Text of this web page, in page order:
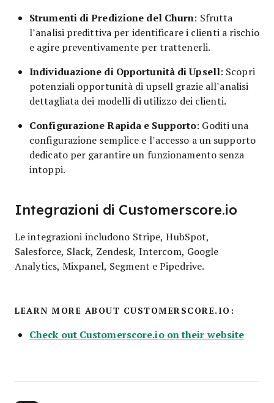
Strumenti di Predizione del Churn: Sfrutta
l’analisi predittiva per identificare i clienti a rischio
e agire preventivamente per trattenerli.
Individuazione di Opportunità di Upsell: Scopri
potenziali opportunità di upsell grazie all’analisi
dettagliata dei modelli di utilizzo dei clienti.
Configurazione Rapida e Supporto: Goditi una
configurazione semplice e l’accesso a un supporto
dedicato per garantire un funzionamento senza
intoppi.
Integrazioni di Customerscore.io
Le integrazioni includono Stripe, HubSpot,
Salesforce, Slack, Zendesk, Intercom, Google
Analytics, Mixpanel, Segment e Pipedrive.
LEARN MORE ABOUT CUSTOMERSCORE.IO:
Check out Customerscore.io on their website